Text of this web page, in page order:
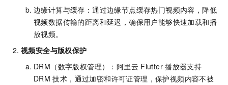
边缘计算与缓存：通过边缘节点缓存热门视频内容，降低
视频数据传输的距离和延迟，确保用户能够快速加载和播
放视频。
视频安全与版权保护
DRM（数字版权管理）：阿里云 Flutter 播放器支持
DRM 技术，通过加密和许可证管理，保护视频内容不被